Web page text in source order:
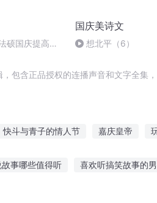
硕国庆提高班
国庆美诗文
想北平（6）
包含正品授权的连播声音和文字全集
快斗与青子的情人节 嘉庆皇帝
事哪些值得听 喜欢听搞笑故事的